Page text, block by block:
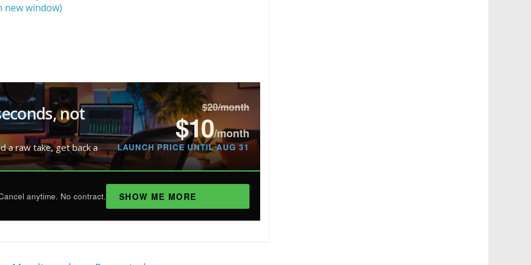
new window)
not
a raw take, get back a
$20/month
$10/month
LAUNCH PRICE UNTIL AUG 31
anytime. No contract. SHOW ME MORE